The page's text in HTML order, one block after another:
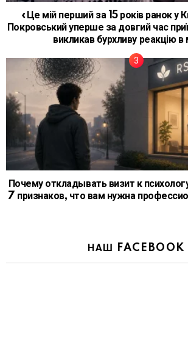
«Це мій перший за 15 років ранок у
Покровський уперше за довгий час
викликав бурхливу реакцію
Почему откладывать визит к
7 признаков, что вам нужна
НАШ FACEBOOK